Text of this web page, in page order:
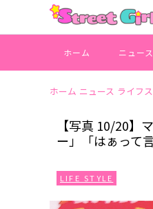
ホーム ニュース
ホーム ニュース ライフ
【写真 10/20】
ー」「はぁって
LIFE STYLE